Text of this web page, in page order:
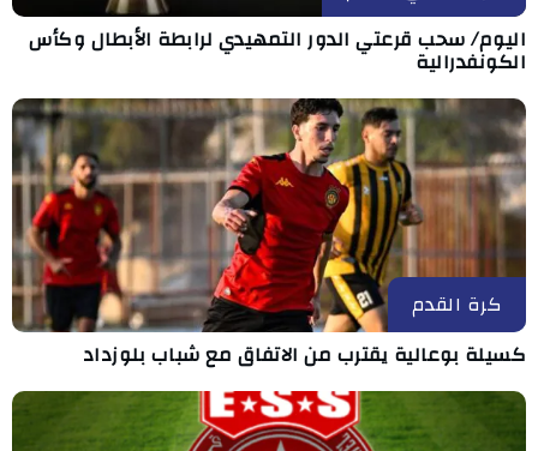
اليوم/ سحب قرعتي الدور التمهيدي لرابطة الأبطال وكأس
الكونفدرالية
كرة القدم
كسيلة بوعالية يقترب من الاتفاق مع شباب بلوزداد